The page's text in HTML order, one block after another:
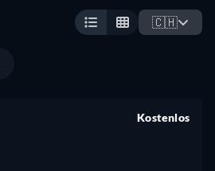
🇨🇭
Kostenlos